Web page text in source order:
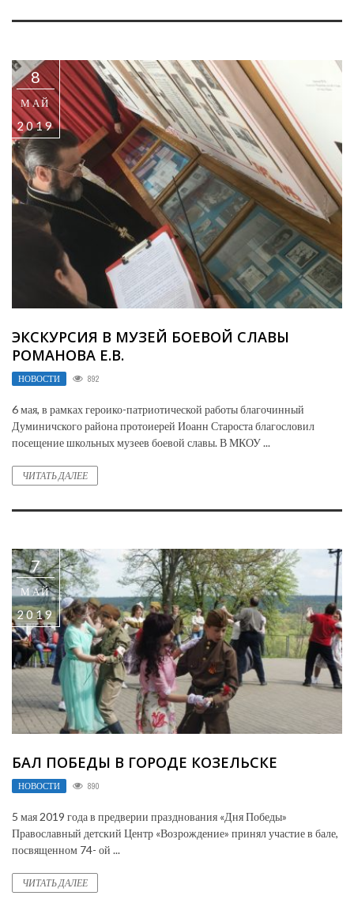
8
МАЙ
2019
ЭКСКУРСИЯ В МУЗЕЙ БОЕВОЙ СЛАВЫ
РОМАНОВА Е.В.
НОВОСТИ 892
6 мая, в рамках героико-патриотической работы благочинный
Думиничского района протоиерей Иоанн Староста благословил
посещение школьных музеев боевой славы. В МКОУ ...
ЧИТАТЬ ДАЛЕЕ
7
МАЙ
2019
БАЛ ПОБЕДЫ В ГОРОДЕ КОЗЕЛЬСКЕ
НОВОСТИ 890
5 мая 2019 года в предверии празднования «Дня Победы»
Православный детский Центр «Возрождение» принял участие в бале,
посвященном 74- ой ...
ЧИТАТЬ ДАЛЕЕ